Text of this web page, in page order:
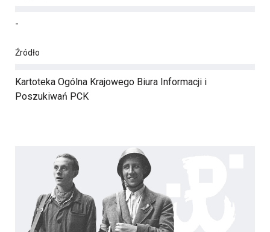
-
Źródło
Kartoteka Ogólna Krajowego Biura Informacji i
Poszukiwań PCK